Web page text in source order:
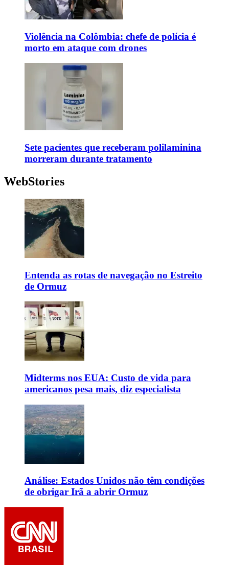
Violência na Colômbia: chefe de polícia é
morto em ataque com drones
Sete pacientes que receberam polilaminina
morreram durante tratamento
WebStories
Entenda as rotas de navegação no Estreito
de Ormuz
Midterms nos EUA: Custo de vida para
americanos pesa mais, diz especialista
Análise: Estados Unidos não têm condições
de obrigar Irã a abrir Ormuz